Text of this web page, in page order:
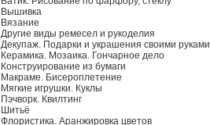
Вышивка
Вязание
Другие виды ремесел и рукоделия
Декупаж. Подарки и украшения своими руками
Керамика. Мозаика. Гончарное дело
Конструирование из бумаги
Макраме. Бисероплетение
Мягкие игрушки. Куклы
Пэчворк. Квилтинг
Шитьё
Флористика. Аранжировка цветов